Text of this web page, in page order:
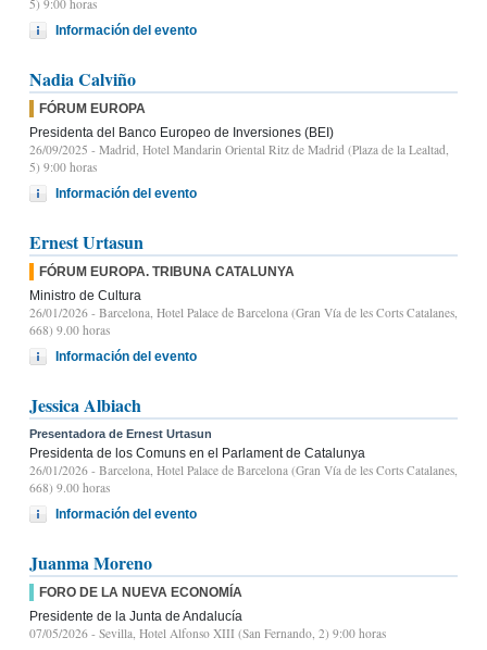
5) 9:00 horas
Información del evento
Nadia Calviño
FÓRUM EUROPA
Presidenta del Banco Europeo de Inversiones (BEI)
26/09/2025 - Madrid, Hotel Mandarin Oriental Ritz de Madrid (Plaza de la Lealtad,
5) 9:00 horas
Información del evento
Ernest Urtasun
FÓRUM EUROPA. TRIBUNA CATALUNYA
Ministro de Cultura
26/01/2026 - Barcelona, Hotel Palace de Barcelona (Gran Vía de les Corts Catalanes,
668) 9.00 horas
Información del evento
Jessica Albiach
Presentadora de Ernest Urtasun
Presidenta de los Comuns en el Parlament de Catalunya
26/01/2026 - Barcelona, Hotel Palace de Barcelona (Gran Vía de les Corts Catalanes,
668) 9.00 horas
Información del evento
Juanma Moreno
FORO DE LA NUEVA ECONOMÍA
Presidente de la Junta de Andalucía
07/05/2026 - Sevilla, Hotel Alfonso XIII (San Fernando, 2) 9:00 horas